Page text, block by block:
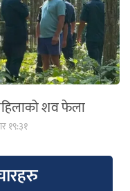
शव फेला
१९:३१